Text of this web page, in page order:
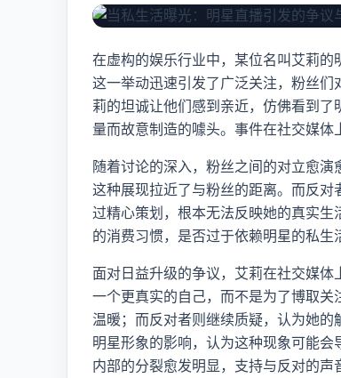
在虚构的娱乐行业中，某位名叫艾莉的
这一举动迅速引发了广泛关注，粉丝
莉的坦诚让他们感到亲近，仿佛看到
量而故意制造的噱头。事件在社交媒体
随着讨论的深入，粉丝之间的对立愈
这种展现拉近了与粉丝的距离。而反
过精心策划，根本无法反映她的真实
的消费习惯，是否过于依赖明星的私生
面对日益升级的争议，艾莉在社交媒
一个更真实的自己，而不是为了博取关
温暖；而反对者则继续质疑，认为她
明星形象的影响，认为这种现象可能
内部的分裂愈发明显，支持与反对的声